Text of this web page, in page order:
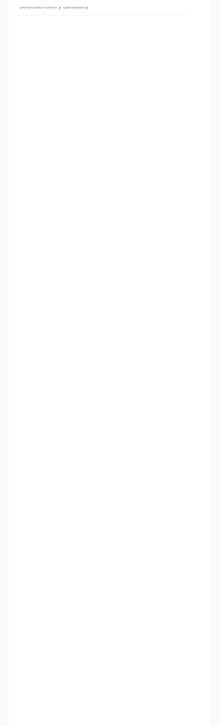
Soloextensivo y Solodairy